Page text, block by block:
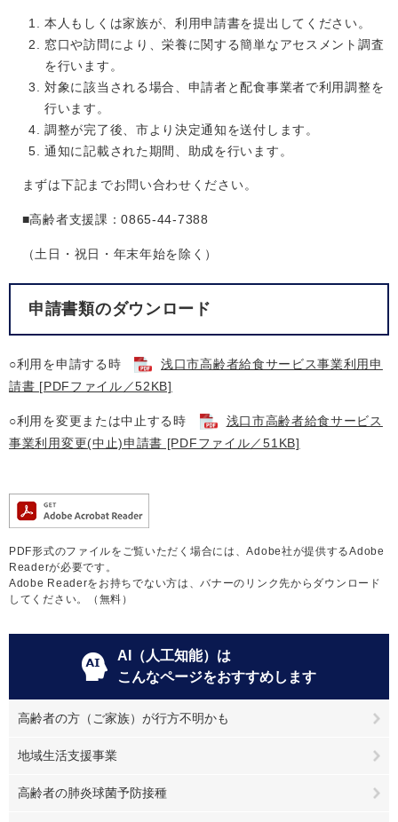
本人もしくは家族が、利用申請書を提出してください。
窓口や訪問により、栄養に関する簡単なアセスメント調査
を行います。
対象に該当される場合、申請者と配食事業者で利用調整を
行います。
調整が完了後、市より決定通知を送付します。
通知に記載された期間、助成を行います。
まずは下記までお問い合わせください。
■高齢者支援課：0865-44-7388
（土日・祝日・年末年始を除く）
申請書類のダウンロード
○利用を申請する時
浅口市高齢者給食サービス事業利用申
請書 [PDFファイル／52KB]
○利用を変更または中止する時
浅口市高齢者給食サービス
事業利用変更(中止)申請書 [PDFファイル／51KB]
PDF形式のファイルをご覧いただく場合には、Adobe社が提供するAdobe
Readerが必要です。
Adobe Readerをお持ちでない方は、バナーのリンク先からダウンロード
してください。（無料）
AI（人工知能）は
こんなページをおすすめします
高齢者の方（ご家族）が行方不明かも
地域生活支援事業
高齢者の肺炎球菌予防接種